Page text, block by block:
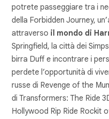
potrete passeggiare tra i
della Forbidden Journey,
attraverso il mondo di
Springfield, la città dei
birra Duff e incontrare i
perdete l’opportunità di
russe di Revenge of the
di Transformers: The Ride
Hollywood Rip Ride Rockit